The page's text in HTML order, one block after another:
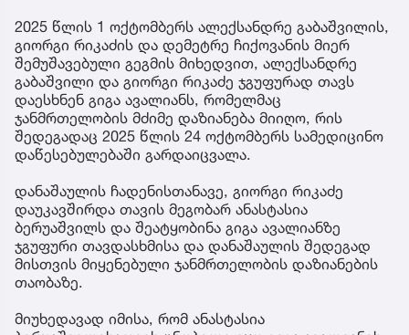
2025 წლის 1 ოქტომბერს ალექსანდრე გაბაშვილის,
გიორგი რიკაძის და დემეტრე ჩიქოვანის მიერ
შემუშავებული გეგმის მიხედვით, ალექსანდრე
გაბაშვილი და გიორგი რიკაძე ჯგუფურად თავს
დაესხნენ გიგა ავალიანს, რომელმაც
ჯანმრთელობის მძიმე დაზიანება მიიღო, რის
შედეგადაც 2025 წლის 24 ოქტომბერს სამედიცინო
დაწესებულებაში გარდაიცვალა.
დანაშაულის ჩადენისთანავე, გიორგი რიკაძე
დაუკავშირდა თავის მეგობარ ანასტასია
ბერუაშვილს და შეატყობინა გიგა ავალიანზე
ჯგუფური თავდასხმისა და დანაშაულის შედეგად
მისთვის მიყენებული ჯანმრთელობის დაზიანების
თაობაზე.
მიუხედავად იმისა, რომ ანასტასია